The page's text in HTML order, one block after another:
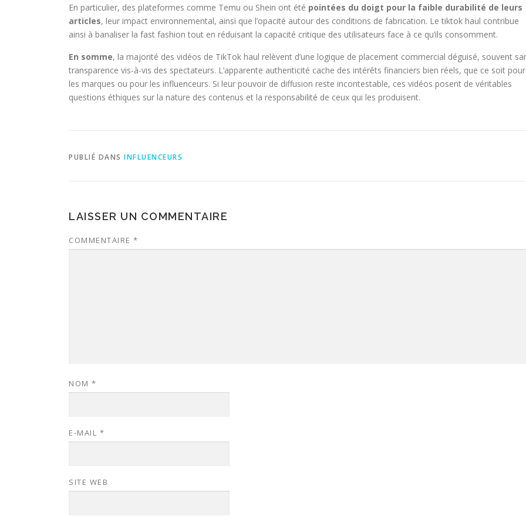
En particulier, des plateformes comme Temu ou Shein ont été pointées du doigt pour la faible durabilité de leurs
articles, leur impact environnemental, ainsi que l’opacité autour des conditions de fabrication. Le tiktok haul contribue
ainsi à banaliser la fast fashion tout en réduisant la capacité critique des utilisateurs face à ce qu’ils consomment.
En somme, la majorité des vidéos de TikTok haul relèvent d’une logique de placement commercial déguisé, souvent
transparence vis-à-vis des spectateurs. L’apparente authenticité cache des intérêts financiers bien réels, que ce soit pour
les marques ou pour les influenceurs. Si leur pouvoir de diffusion reste incontestable, ces vidéos posent de véritables
questions éthiques sur la nature des contenus et la responsabilité de ceux qui les produisent.
PUBLIÉ DANS INFLUENCEURS
LAISSER UN COMMENTAIRE
COMMENTAIRE *
NOM *
E-MAIL *
SITE WEB